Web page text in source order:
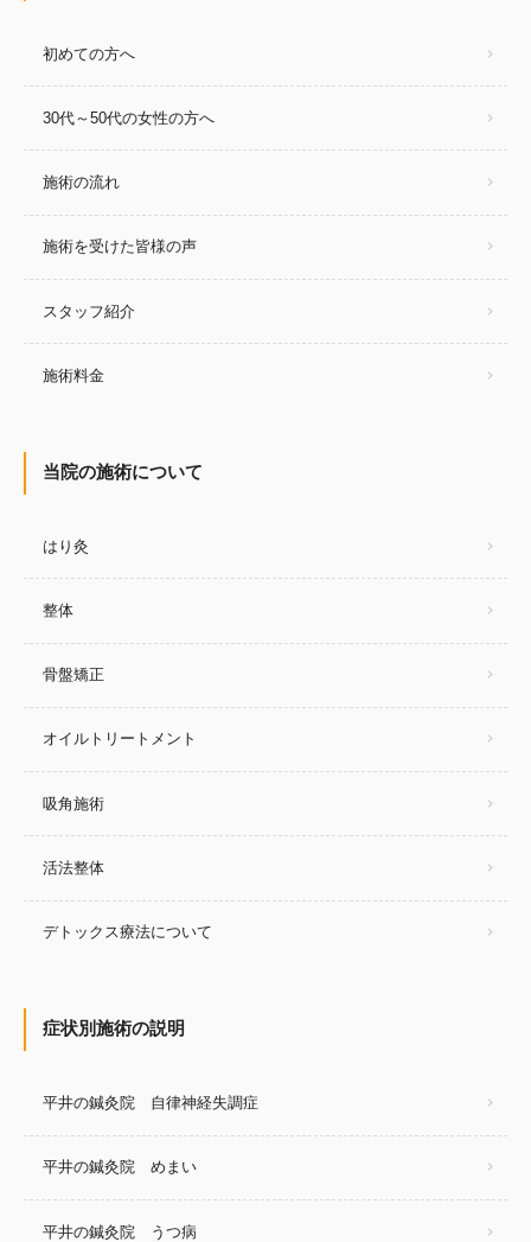
初めての方へ
30代～50代の女性の方へ
施術の流れ
施術を受けた皆様の声
スタッフ紹介
施術料金
当院の施術について
はり灸
整体
骨盤矯正
オイルトリートメント
吸角施術
活法整体
デトックス療法について
症状別施術の説明
平井の鍼灸院 自律神経失調症
平井の鍼灸院 めまい
平井の鍼灸院 うつ病